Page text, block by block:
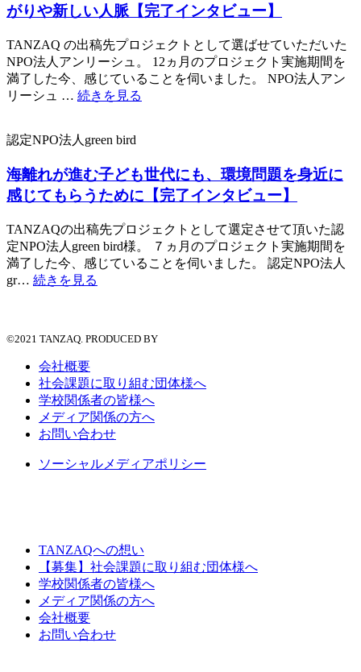
がりや新しい人脈【完了インタビュー】
TANZAQ の出稿先プロジェクトとして選ばせていただいた
NPO法人アンリーシュ。 12ヵ月のプロジェクト実施期間を
満了した今、感じていることを伺いました。 NPO法人アン
リーシュ … 続きを見る
認定NPO法人green bird
海離れが進む子ども世代にも、環境問題を身近に
感じてもらうために【完了インタビュー】
TANZAQの出稿先プロジェクトとして選定させて頂いた認
定NPO法人green bird様。 ７ヵ月のプロジェクト実施期間を
満了した今、感じていることを伺いました。 認定NPO法人
gr… 続きを見る
©2021 TANZAQ. PRODUCED BY
会社概要
社会課題に取り組む団体様へ
学校関係者の皆様へ
メディア関係の方へ
お問い合わせ
ソーシャルメディアポリシー
TANZAQへの想い
【募集】社会課題に取り組む団体様へ
学校関係者の皆様へ
メディア関係の方へ
会社概要
お問い合わせ